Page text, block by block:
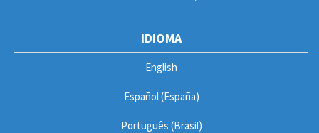
IDIOMA
English
Español (España)
Português (Brasil)